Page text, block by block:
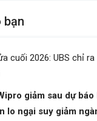
bạn
cuối 2026: UBS chỉ
giảm sau dự
lo ngại suy giảm